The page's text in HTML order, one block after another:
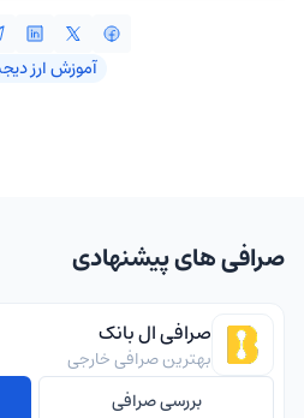
آموزش ارز
صرافی های پیشنهادی
صرافی ال بانک
بهترین صرافی خارجی
بررسی صرافی